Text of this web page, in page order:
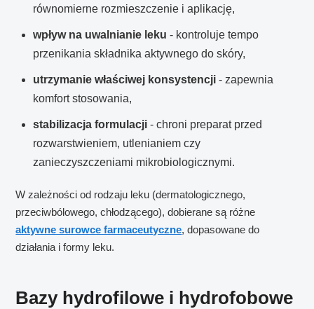
równomierne rozmieszczenie i aplikację,
wpływ na uwalnianie leku- kontroluje tempo
przenikania składnika aktywnego do skóry,
utrzymanie właściwej konsystencji- zapewnia
komfort stosowania,
stabilizacja formulacji- chroni preparat przed
rozwarstwieniem, utlenianiem czy
zanieczyszczeniami mikrobiologicznymi.
W zależności od rodzaju leku (dermatologicznego,
przeciwbólowego, chłodzącego), dobierane są różne
aktywne surowce farmaceutyczne, dopasowane do
działania i formy leku.
Bazy hydrofilowe i hydrofobowe